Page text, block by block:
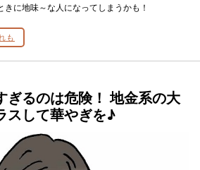
に地味～な人になってしまうかも！
も
ぎるのは危険！ 地金系の大
スして華やぎを♪